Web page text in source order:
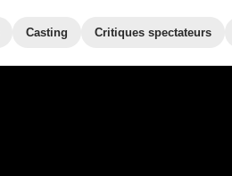
Casting Critiques spectateurs